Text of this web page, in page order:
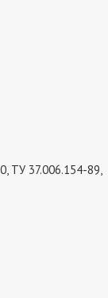
ТУ 37.006.154-89,